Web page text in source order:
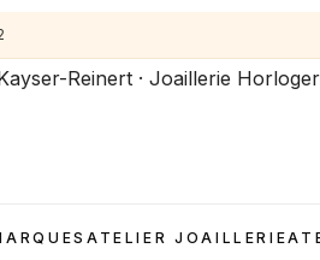
ATELIER JOAILLERIE